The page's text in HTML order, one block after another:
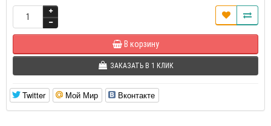
В корзину
ЗАКАЗАТЬ В 1 КЛИК
Twitter Мой Мир Вконтакте